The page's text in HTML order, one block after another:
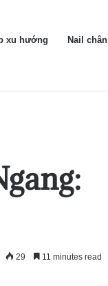
xu hướng Nail chân
29 11 minutes read